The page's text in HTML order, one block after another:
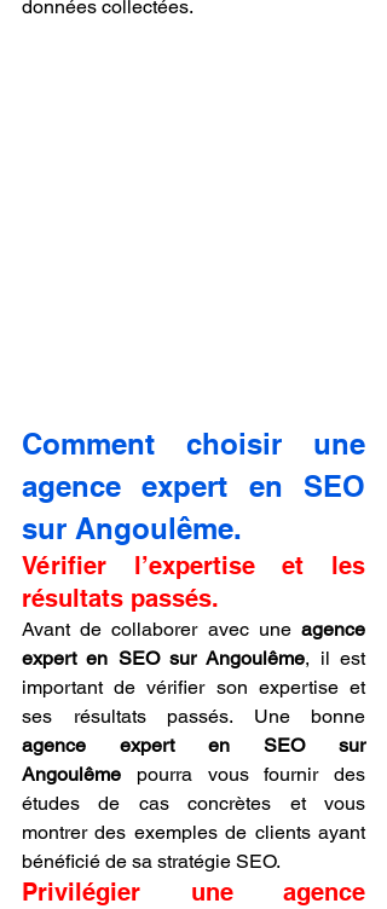
données collectées.
Comment choisir une
agence expert en SEO
sur Angoulême.
Vérifier l’expertise et les
résultats passés.
Avant de collaborer avec une agence
expert en SEO sur Angoulême, il est
important de vérifier son expertise et
agence expert en SEO sur
Angoulême pourra vous fournir des
études de cas concrètes et vous
montrer des exemples de clients ayant
bénéficié de sa stratégie SEO.
Privilégier une agence